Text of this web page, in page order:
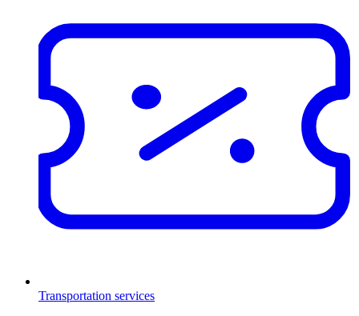
Transportation services